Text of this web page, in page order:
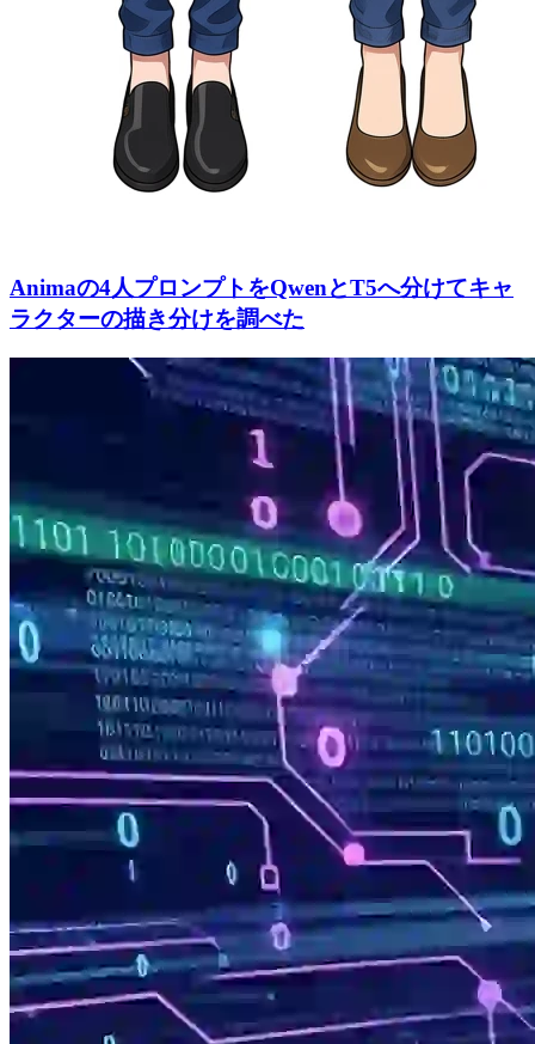
Animaの4人プロンプトをQwenとT5へ分けてキャ
ラクターの描き分けを調べた